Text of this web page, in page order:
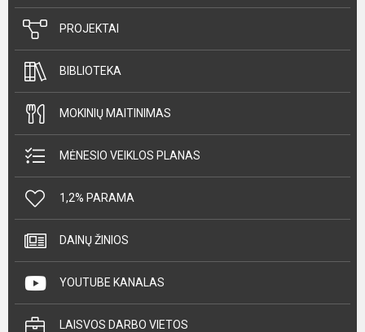
PROJEKTAI
BIBLIOTEKA
MOKINIŲ MAITINIMAS
MĖNESIO VEIKLOS PLANAS
1,2% PARAMA
DAINŲ ŽINIOS
YOUTUBE KANALAS
LAISVOS DARBO VIETOS